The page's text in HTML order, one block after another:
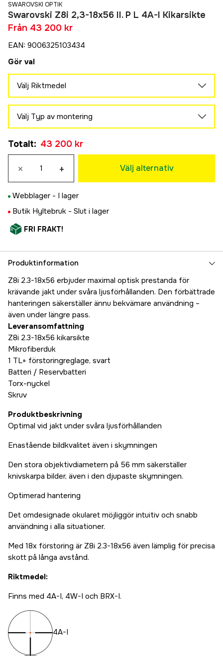
SWAROVSKI OPTIK
Swarovski Z8i 2,3-18x56 II. P L 4A-I Kikarsikte
Från 43 200 kr
EAN: 9006325103434
Gör val
Välj Riktmedel
4A-I
43 200 kr
BRX-I
4W-I
Välj Typ av montering
43 200 kr
Skena
44 000 kr
Totalt: 43 200 kr
× + Välj alternativ
Webblager - I lager
Butik Hyltebruk - Slut i lager
FRI FRAKT!
Produktinformation
Z8i 2.3-18x56 erbjuder maximal optisk prestanda för
krävande jakt under svåra ljusförhållanden. Den förbättrade
hanteringen säkerställer ännu bekvämare användning –
även under längre pass.
Leveransomfattning
Z8i 2.3-18x56 kikarsikte
Mikrofiberduk
1 TL+ förstoringreglage, svart
Batteri / Reservbatteri
Torx-nyckel
Skruv
Produktbeskrivning
Optimal vid jakt under svåra ljusförhållanden
Enastående bildkvalitet även i skymningen
Den stora objektivdiametern på 56 mm säkerställer
knivskarpa bilder, även i den djupaste skymningen.
Optimerad hantering
Det omdesignade okularet möjliggör intuitiv och snabb
användning i alla situationer.
Med 18x förstoring är Z8i 2.3-18x56 även lämplig för precisa
skott på långa avstånd.
Riktmedel:
Finns med 4A-I, 4W-I och BRX-I.
4A-I